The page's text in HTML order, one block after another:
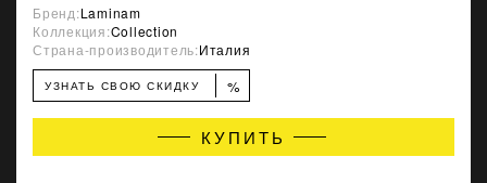
Бренд:Laminam
Коллекция:Collection
Страна-производитель:Италия
УЗНАТЬ СВОЮ СКИДКУ %
КУПИТЬ